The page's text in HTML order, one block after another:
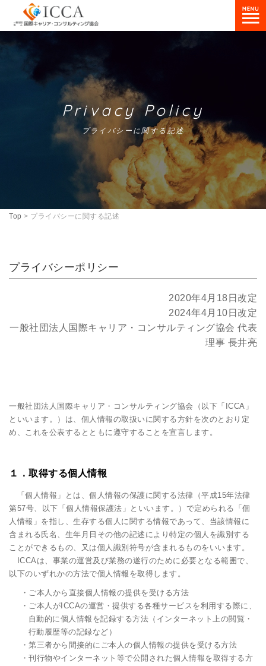
Privacy Policy
プライバシーに関する記述
Top > プライバシーに関する記述
プライバシーポリシー
2020年4月18日改定
2024年4月10日改定
一般社団法人国際キャリア・コンサルティング協会 代表
理事 長井亮
一般社団法人国際キャリア・コンサルティング協会（以下「ICCA」
といいます。）は、個人情報の取扱いに関する方針を次のとおり定
め、これを公表するとともに遵守することを宣言します。
１．取得する個人情報
「個人情報」とは、個人情報の保護に関する法律（平成15年法律
第57号、以下「個人情報保護法」といいます。）で定められる「個
人情報」を指し、生存する個人に関する情報であって、当該情報に
含まれる氏名、生年月日その他の記述により特定の個人を識別する
ことができるもの、又は個人識別符号が含まれるものをいいます。
ICCAは、事業の運営及び業務の遂行のために必要となる範囲で、
以下のいずれかの方法で個人情報を取得します。
・ご本人から直接個人情報の提供を受ける方法
・ご本人がICCAの運営・提供する各種サービスを利用する際に、
自動的に個人情報を記録する方法（インターネット上の閲覧・
行動履歴等の記録など）
・第三者から間接的にご本人の個人情報の提供を受ける方法
・刊行物やインターネット等で公開された個人情報を取得する方